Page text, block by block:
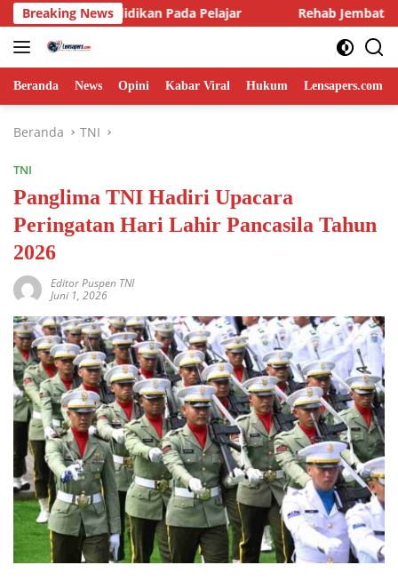
Langsung
ke
konten
Breaking News
Pada Pelajar Rehab Jembatan TMMD Ke-129
Beranda News Opini Kabar Viral Hukum Lensapers.com
Beranda TNI
TNI
Panglima TNI Hadiri Upacara
Peringatan Hari Lahir Pancasila Tahun
2026
Editor Puspen TNI
Juni 1, 2026